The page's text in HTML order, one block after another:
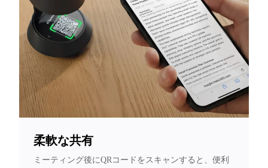
柔軟な共有
ミーティング後にQRコードをスキャンすると、便利